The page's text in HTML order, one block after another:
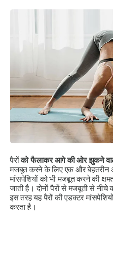
पैरोंको फैलाकर आगे की ओर झुकने
मजबूत करने के लिए एक और बेहतरीन
मांसपेशियों को भी मजबूत करने की
जाती है। दोनों पैरों से मजबूती से नीचे
इस तरह यह पैरों की एडक्टर
करता है।